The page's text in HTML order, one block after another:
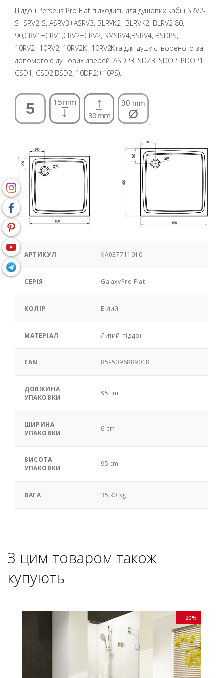
Піддон Perseus Pro Flat підходить для душових кабін SRV2-
S+SRV2-S, ASRV3+ASRV3, BLRVK2+BLRVK2, BLRV2 80,
90,CRV1+CRV1,CRV2+CRV2, SMSRV4,BSRV4, BSDPS,
10RV2+10RV2, 10RV2K+10RV2Kта для душу створеного за
допомогою душових дверей ASDP3, SDZ3, SDOP, PDOP1,
CSD1, CSD2,BSD2, 10DP2(+10PS).
АРТИКУЛ XA037711010
СЕРІЯ GalaxyPro Flat
КОЛІР Білий
МАТЕРІАЛ Литий піддон
EAN 8595096889018
ДОВЖИНА
УПАКОВКИ
95 cm
ШИРИНА
УПАКОВКИ
6 cm
ВИСОТА
УПАКОВКИ
95 cm
ВАГА 35,90 kg
З цим товаром також
купують
− 20%